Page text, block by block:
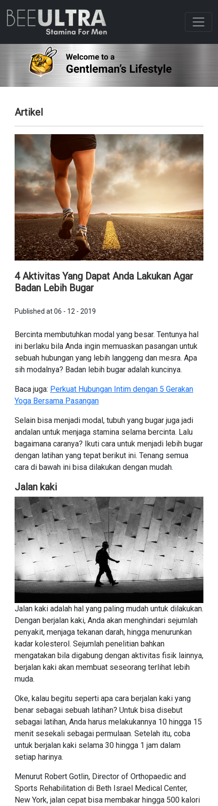
Artikel
4 Aktivitas Yang Dapat Anda Lakukan Agar
Badan Lebih Bugar
Published at 06 - 12 - 2019
Bercinta membutuhkan modal yang besar. Tentunya hal
ini berlaku bila Anda ingin memuaskan pasangan untuk
sebuah hubungan yang lebih langgeng dan mesra. Apa
sih modalnya? Badan lebih bugar adalah kuncinya.
Baca juga: Perkuat Hubungan Intim dengan 5 Gerakan
Yoga Bersama Pasangan
Selain bisa menjadi modal, tubuh yang bugar juga jadi
andalan untuk menjaga stamina selama bercinta. Lalu
bagaimana caranya? Ikuti cara untuk menjadi lebih bugar
dengan latihan yang tepat berikut ini. Tenang semua
cara di bawah ini bisa dilakukan dengan mudah.
Jalan kaki
Jalan kaki adalah hal yang paling mudah untuk dilakukan.
Dengan berjalan kaki, Anda akan menghindari sejumlah
penyakit, menjaga tekanan darah, hingga menurunkan
kadar kolesterol. Sejumlah penelitian bahkan
mengatakan bila digabung dengan aktivitas fisik lainnya,
berjalan kaki akan membuat seseorang terlihat lebih
muda.
Oke, kalau begitu seperti apa cara berjalan kaki yang
benar sebagai sebuah latihan? Untuk bisa disebut
sebagai latihan, Anda harus melakukannya 10 hingga 15
menit sesekali sebagai permulaan. Setelah itu, coba
untuk berjalan kaki selama 30 hingga 1 jam dalam
setiap harinya.
Menurut Robert Gotlin, Director of Orthopaedic and
Sports Rehabilitation di Beth Israel Medical Center,
New York, jalan cepat bisa membakar hingga 500 kalori